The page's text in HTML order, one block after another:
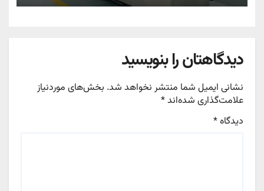
دیدگاهتان را بنویسید
نشانی ایمیل شما منتشر نخواهد شد. بخش‌های موردنیاز
علامت‌گذاری شده‌اند*
دیدگاه*